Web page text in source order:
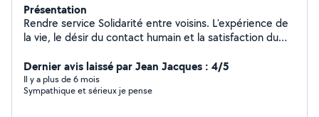
Présentation
Rendre service Solidarité entre voisins. L'expérience de
la vie, le désir du contact humain et la satisfaction du
dire gratuité.....
Dernier avis laissé par Jean Jacques : 4/5
Il y a plus de 6 mois
Sympathique et sérieux je pense